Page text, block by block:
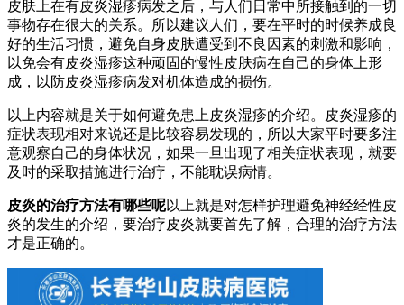
皮肤上在有皮炎湿疹病发之后，与人们日常中所接触到的一切
事物存在很大的关系。所以建议人们，要在平时的时候养成良
好的生活习惯，避免自身皮肤遭受到不良因素的刺激和影响，
以免会有皮炎湿疹这种顽固的慢性皮肤病在自己的身体上形
成，以防皮炎湿疹病发对机体造成的损伤。
以上内容就是关于如何避免患上皮炎湿疹的介绍。皮炎湿疹的
症状表现相对来说还是比较容易发现的，所以大家平时要多注
意观察自己的身体状况，如果一旦出现了相关症状表现，就要
及时的采取措施进行治疗，不能耽误病情。
皮炎的治疗方法有哪些呢以上就是对怎样护理避免神经经性皮
炎的发生的介绍，要治疗皮炎就要首先了解，合理的治疗方法
才是正确的。